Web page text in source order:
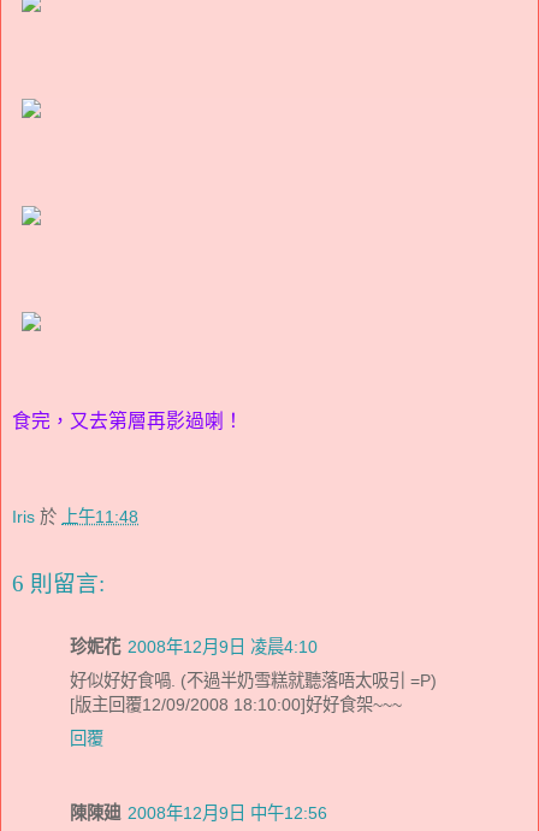
食完，又去第層再影過喇！
Iris 於 上午11:48
6 則留言:
珍妮花 2008年12月9日 凌晨4:10
好似好好食喎. (不過半奶雪糕就聽落唔太吸引 =P)
[版主回覆12/09/2008 18:10:00]好好食架~~~
回覆
陳陳廸 2008年12月9日 中午12:56